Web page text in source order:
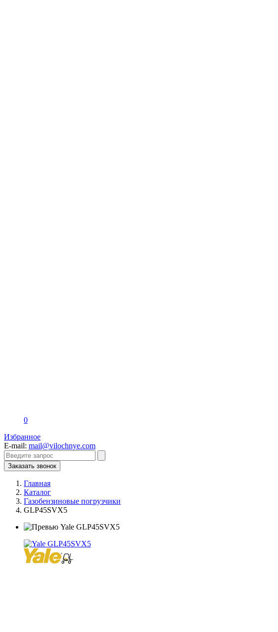
0
Избранное
E-mail: mail@vilochnye.com
Заказать звонок
Главная
Каталог
Газобензиновые погрузчики
GLP45SVX5